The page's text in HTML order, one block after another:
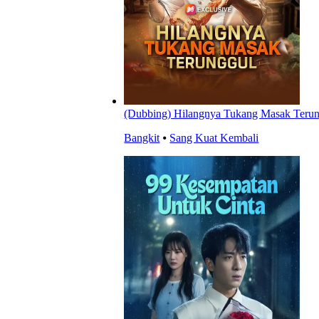
(Dubbing) Hilangnya Tukang Masak
Bangkit ⦁ Sang Kuat Kembali